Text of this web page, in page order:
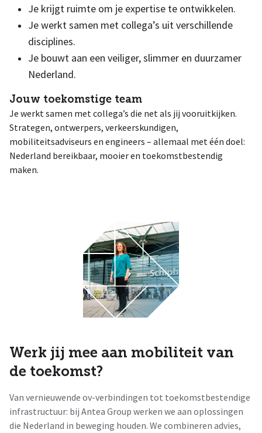
Je krijgt ruimte om je expertise te ontwikkelen.
Je werkt samen met collega’s uit verschillende
disciplines.
Je bouwt aan een veiliger, slimmer en duurzamer
Nederland.
Jouw toekomstige team
Je werkt samen met collega’s die net als jij vooruitkijken.
Strategen, ontwerpers, verkeerskundigen,
mobiliteitsadviseurs en engineers – allemaal met één doel:
Nederland bereikbaar, mooier en toekomstbestendig
maken.
Werk jij mee aan mobiliteit van
de toekomst?
Van vernieuwende ov-verbindingen tot toekomstbestendige
infrastructuur: bij Antea Group werken we aan oplossingen
die Nederland in beweging houden. We combineren advies,